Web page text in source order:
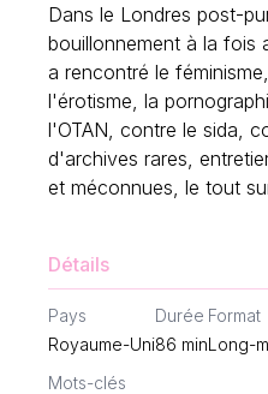
Dans le Londres post-
bouillonnement à la fois
a rencontré le
l'érotisme, la
l'OTAN, contre le sida,
d'archives rares,
et méconnues, le tout
Détails
Pays
Royaume-Uni
Durée
86 min
Format
Long-
Mots-clés